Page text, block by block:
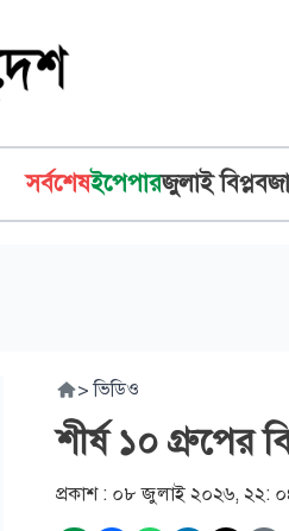
সর্বশেষইপেপারজুলাই বিপ্লব
> ভিডিও
শীর্ষ ১০ গ্রুপের
প্রকাশ : ০৮ জুলাই ২০২৬, ২২: